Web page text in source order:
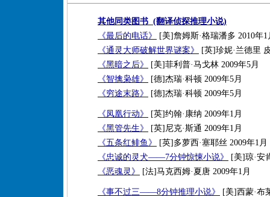
其他同类图书 (翻译侦探推理小说)
《最后的电话》
[美]詹姆斯·格瑞潘多 2010年1
《通灵大师破解世界谜案》
[英]珍妮·兰德里
《黑暗之后》
[美]菲利普·马戈林 2009年5月
《智擒枭雄》
[德]杰瑞·科顿 2009年5月
《穷途末路》
[德]杰瑞·科顿 2009年5月
《凤凰行动》
[英]约翰·康纳 2009年1月
《黑管先生》
[英]尼克·斯通 2009年1月
《五条红鲱鱼》
[英]多萝西·塞耶丝 2009年1月
《忠诚的灵犬——7分钟惊悚小说》
[美]琼·安
《恶魂灵》
[法]马克西姆·夏唐 2009年1月
《事不过三——8分钟推理小说》
[美]西蒙·布